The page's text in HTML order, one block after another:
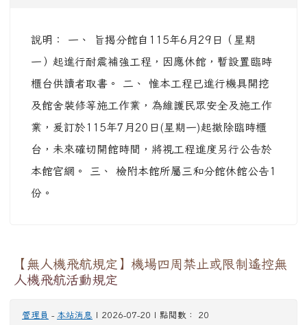
管理員- 本站消息 | 2026-07-20 | 點閱數： 17
說明： 一、 旨揭分館自115年6月29日（星期
一）起進行耐震補強工程，因應休館，暫設置臨時
櫃台供讀者取書。 二、 惟本工程已進行機具開挖
及館舍裝修等施工作業，為維護民眾安全及施工作
業，爰訂於115年7月20日(星期一)起撤除臨時櫃
台，未來確切開館時間，將視工程進度另行公告於
【無人機飛航規定】機場四周禁止或限制遙控無